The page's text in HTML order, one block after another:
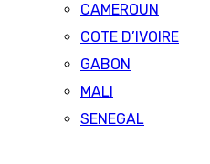
CAMEROUN
COTE D’IVOIRE
GABON
MALI
SENEGAL